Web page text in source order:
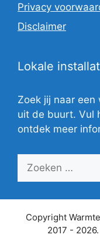
Privacy
Disclaimer
Lokale
Zoek jij naar
uit de buurt. Vul
ontdek meer
Zoek
Copyright
2017 -